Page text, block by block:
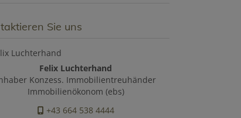
Sie uns
Felix Luchterhand
Konzess. Immobilientreuhänder
Immobilienökonom (ebs)
+43 664 538 4444